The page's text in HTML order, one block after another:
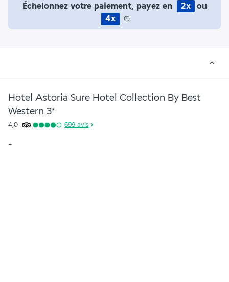
Échelonnez votre paiement, payez en 2x
ou
4x
Hotel Astoria Sure Hotel Collection By Best
Western 3*
4,0 699 avis
-